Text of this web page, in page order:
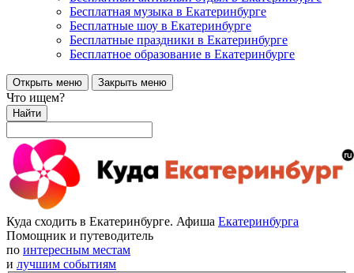
Бесплатная музыка в Екатеринбурге
Бесплатные шоу в Екатеринбурге
Бесплатные праздники в Екатеринбурге
Бесплатное образование в Екатеринбурге
Открыть меню Закрыть меню
Что ищем?
Найти
Куда сходить в Екатеринбурге. Афиша Екатеринбурга
Помощник и путеводитель
по интересным местам
и лучшим событиям